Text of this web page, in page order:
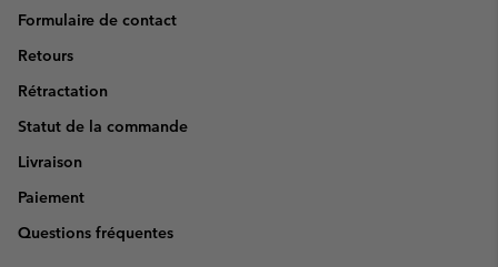
Formulaire de contact
Retours
Rétractation
Statut de la commande
Livraison
Paiement
Questions fréquentes